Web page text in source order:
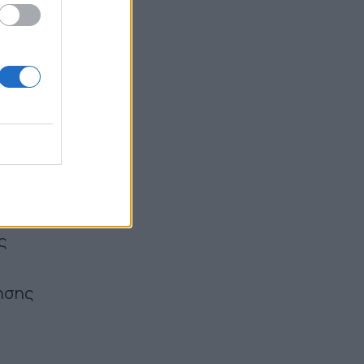
ΚΑΙ